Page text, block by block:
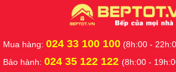
Mua hàng: 024 33 100 100 (8h:00 -
Bảo hành: 024 35 122 122 (8h:00 -